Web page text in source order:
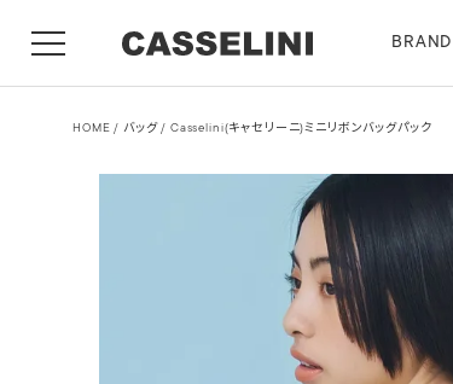
BRAND
HOME バッグ Casselini(キャセリーニ)ミニリボンバッグパック